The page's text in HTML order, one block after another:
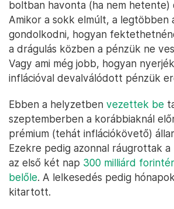
boltban havonta (ha nem hetente)
Amikor a sokk elmúlt, a legtöbben
gondolkodni, hogyan
a drágulás közben a pénzük ne
Vagy ami még jobb, hogyan
inflációval devalválódott pénzük
Ebben a helyzetben vezettek be
szeptemberben a korábbiaknál
prémium (tehát inflációkövető)
Ezekre pedig azonnal ráugrottak a
az első két nap 300 milliárd
belőle. A lelkesedés pedig
kitartott.